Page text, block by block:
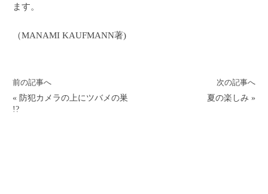
ます。
（MANAMI KAUFMANN著)
前の記事へ
« 防犯カメラの上にツバメの巣
!?
次の記事へ
夏の楽しみ »